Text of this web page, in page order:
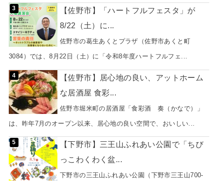
【佐野市】「ハートフルフェスタ」が
8/22（土）に...
佐野市の葛生あくとプラザ（佐野市あくと町
3084）では、8月22日（土）に「令和8年度ハートフルフェ...
【佐野市】居心地の良い、アットホーム
な居酒屋 食彩...
佐野市堀米町の居酒屋「食彩酒 奏（かなで）」
は、昨年7月のオープン以来、居心地の良い空間で、おいしい...
【下野市】三王山ふれあい公園で「ちび
っこわくわく盆...
下野市の三王山ふれあい公園（下野市三王山700-